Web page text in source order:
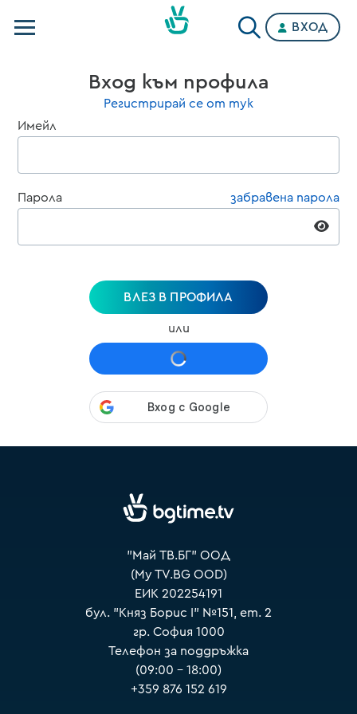
Категории
ВХОД
Вход към профила
Регистрирай се от тук
Имейл
Парола забравена парола
ВЛЕЗ В ПРОФИЛА
или
"Май ТВ.БГ" ООД
(My TV.BG OOD)
ЕИК 202254191
бул. "Княз Борис I" №151, ет. 2
гр. София 1000
Телефон за поддръжка
(09:00 – 18:00)
+359 876 152 619